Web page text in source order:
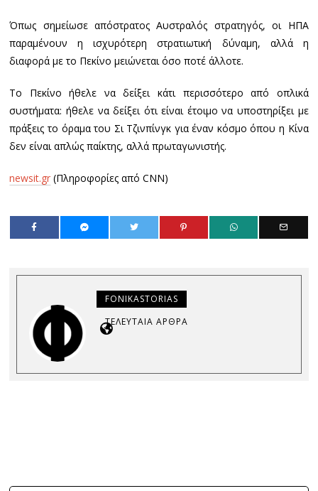
Όπως σημείωσε απόστρατος Αυστραλός στρατηγός, οι ΗΠΑ
παραμένουν η ισχυρότερη στρατιωτική δύναμη, αλλά η
διαφορά με το Πεκίνο μειώνεται όσο ποτέ άλλοτε.
Το Πεκίνο ήθελε να δείξει κάτι περισσότερο από οπλικά
συστήματα: ήθελε να δείξει ότι είναι έτοιμο να υποστηρίξει με
πράξεις το όραμα του Σι Τζινπίνγκ για έναν κόσμο όπου η Κίνα
δεν είναι απλώς παίκτης, αλλά πρωταγωνιστής.
newsit.gr (Πληροφορίες από CNN)
FONIKASTORIAS
ΤΕΛΕΥΤΑΊΑ ΆΡΘΡΑ